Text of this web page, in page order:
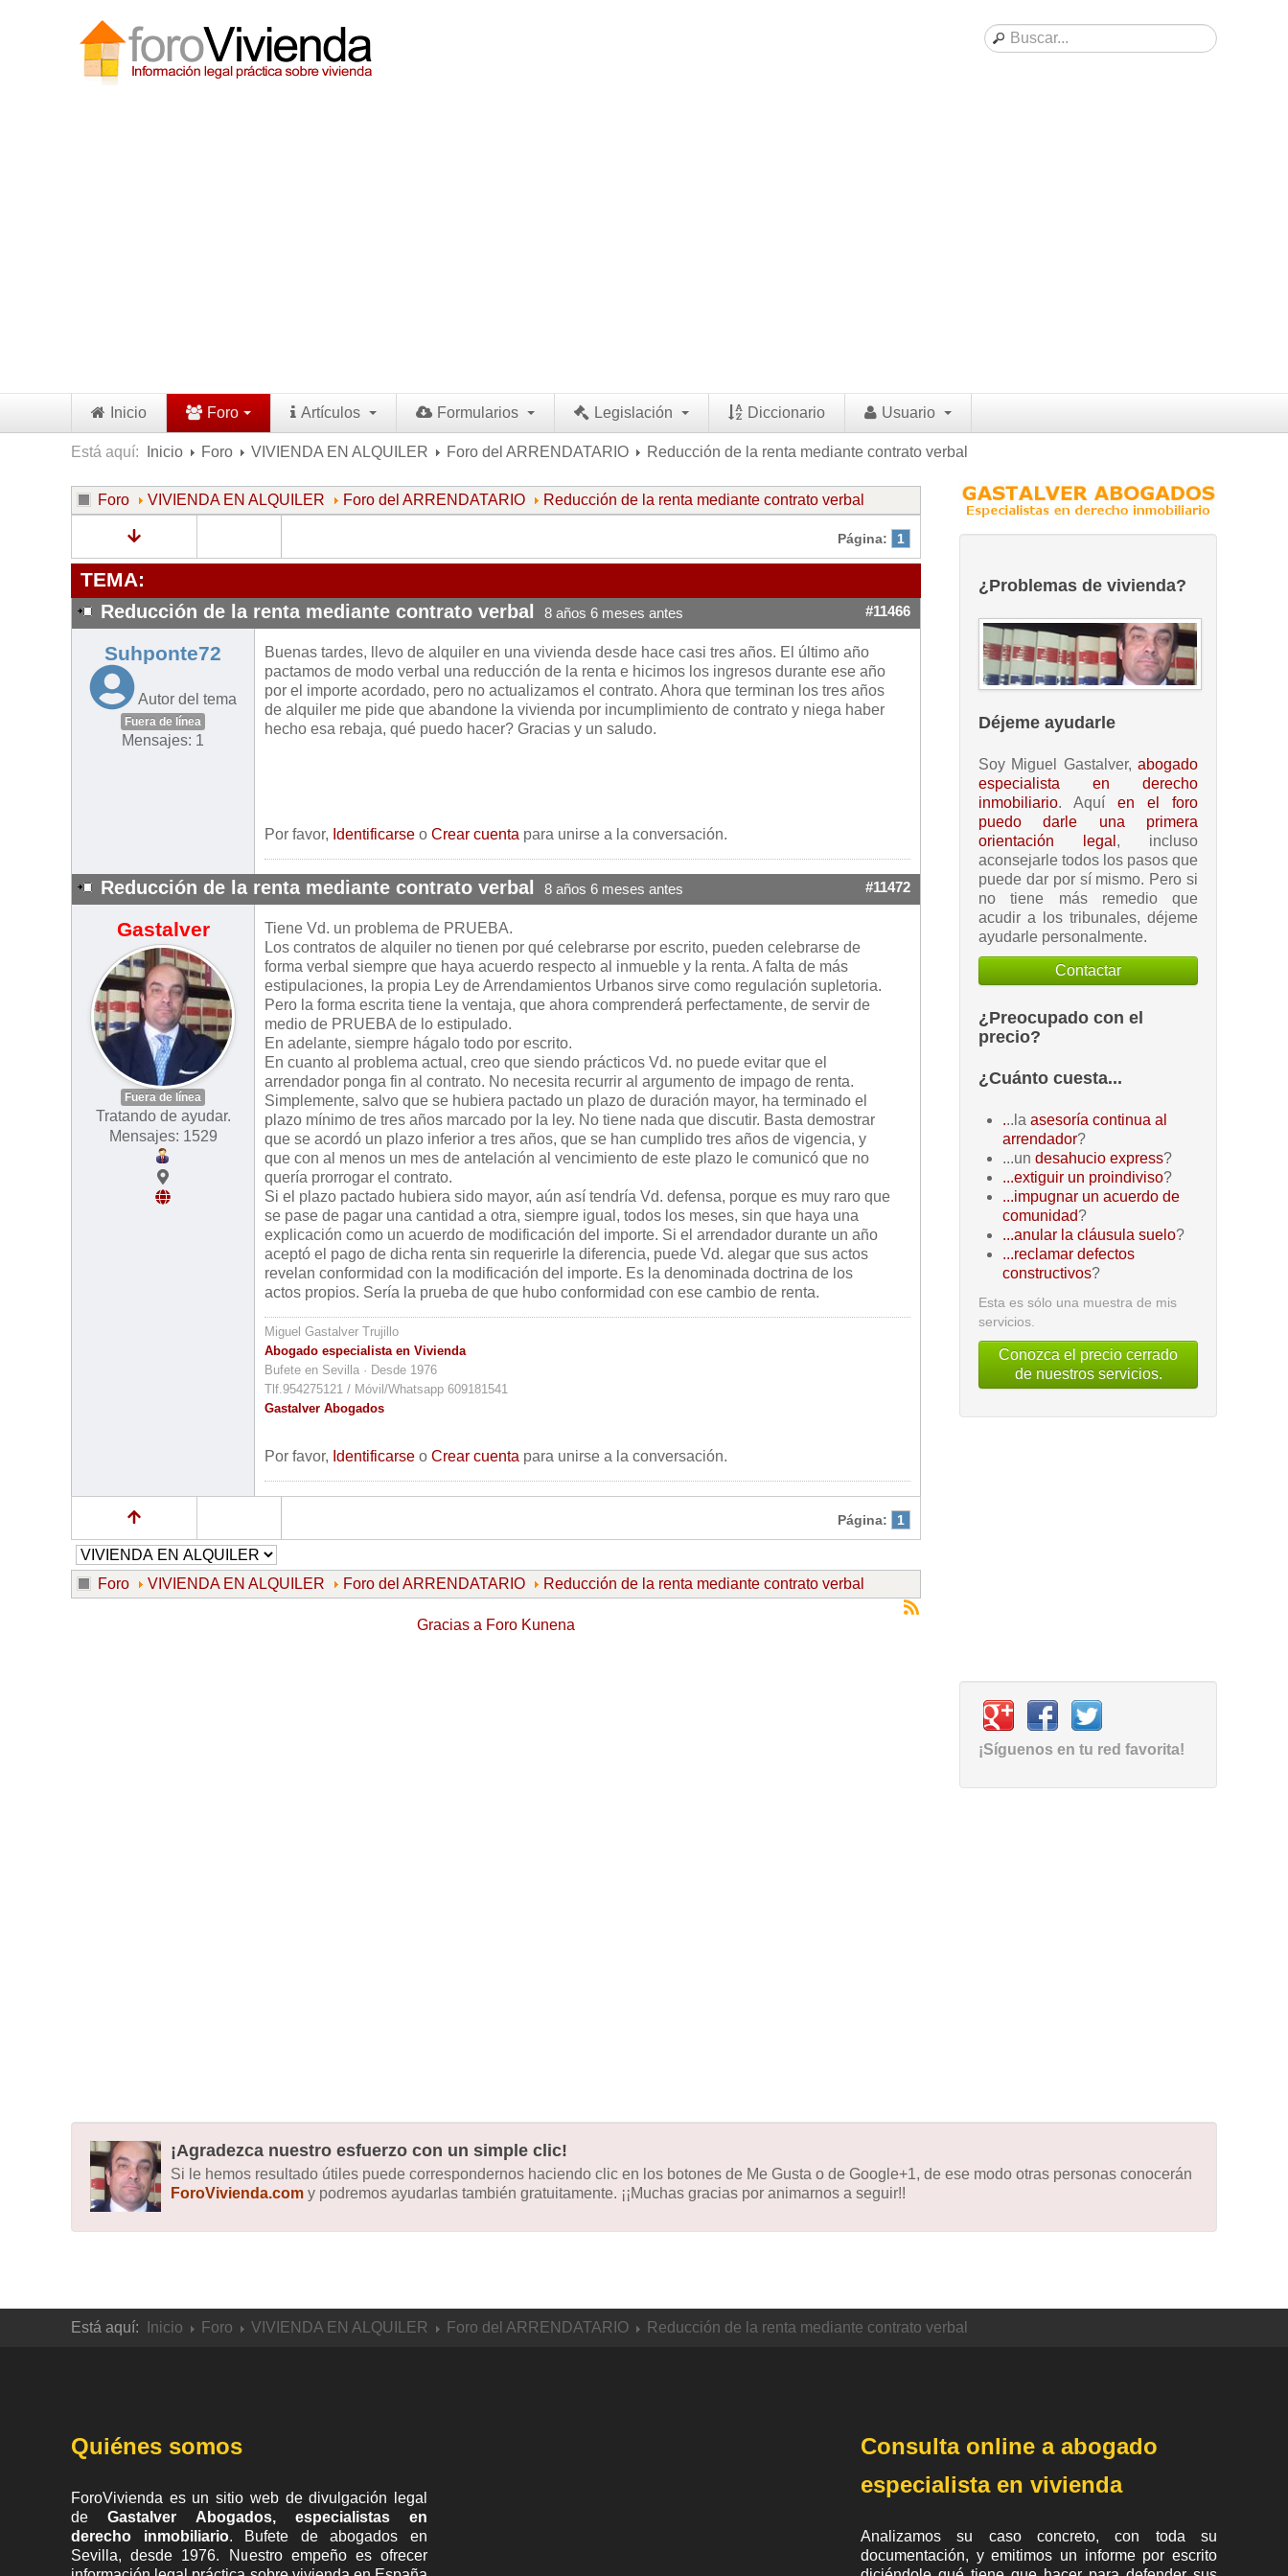
Inicio Foro Artículos Formularios Legislación Diccionario Usuario
Está aquí: Inicio Foro VIVIENDA EN ALQUILER Foro del ARRENDATARIO Reducción de la renta mediante contrato verbal
Foro VIVIENDA EN ALQUILER Foro del ARRENDATARIO Reducción de la renta mediante contrato verbal
Página: 1
TEMA:
Reducción de la renta mediante contrato verbal 8 años 6 meses antes #11466
Suhponte72
Autor del tema
Fuera de línea
Mensajes: 1
Buenas tardes, llevo de alquiler en una vivienda desde hace casi tres años. El último año
pactamos de modo verbal una reducción de la renta e hicimos los ingresos durante ese año
por el importe acordado, pero no actualizamos el contrato. Ahora que terminan los tres años
de alquiler me pide que abandone la vivienda por incumplimiento de contrato y niega haber
hecho esa rebaja, qué puedo hacer? Gracias y un saludo.
Por favor, Identificarse o Crear cuenta para unirse a la conversación.
Reducción de la renta mediante contrato verbal 8 años 6 meses antes #11472
Gastalver
Fuera de línea
Tratando de ayudar.
Mensajes: 1529
Tiene Vd. un problema de PRUEBA.
Los contratos de alquiler no tienen por qué celebrarse por escrito, pueden celebrarse de
forma verbal siempre que haya acuerdo respecto al inmueble y la renta. A falta de más
estipulaciones, la propia Ley de Arrendamientos Urbanos sirve como regulación supletoria.
Pero la forma escrita tiene la ventaja, que ahora comprenderá perfectamente, de servir de
medio de PRUEBA de lo estipulado.
En adelante, siempre hágalo todo por escrito.
En cuanto al problema actual, creo que siendo prácticos Vd. no puede evitar que el
arrendador ponga fin al contrato. No necesita recurrir al argumento de impago de renta.
Simplemente, salvo que se hubiera pactado un plazo de duración mayor, ha terminado el
plazo mínimo de tres años marcado por la ley. No tiene nada que discutir. Basta demostrar
que se acordó un plazo inferior a tres años, que se han cumplido tres años de vigencia, y
que con al menos un mes de antelación al vencimiento de este plazo le comunicó que no
quería prorrogar el contrato.
Si el plazo pactado hubiera sido mayor, aún así tendría Vd. defensa, porque es muy raro que
se pase de pagar una cantidad a otra, siempre igual, todos los meses, sin que haya una
explicación como un acuerdo de modificación del importe. Si el arrendador durante un año
aceptó el pago de dicha renta sin requerirle la diferencia, puede Vd. alegar que sus actos
revelan conformidad con la modificación del importe. Es la denominada doctrina de los
actos propios. Sería la prueba de que hubo conformidad con ese cambio de renta.
Miguel Gastalver Trujillo
Abogado especialista en Vivienda
Bufete en Sevilla · Desde 1976
Tlf.954275121 / Móvil/Whatsapp 609181541
Gastalver Abogados
Por favor, Identificarse o Crear cuenta para unirse a la conversación.
Página: 1
Foro VIVIENDA EN ALQUILER Foro del ARRENDATARIO Reducción de la renta mediante contrato verbal
Gracias a Foro Kunena
¿Problemas de vivienda?
Déjeme ayudarle
Soy Miguel Gastalver, abogado
especialista en derecho
inmobiliario. Aquí en el foro
puedo darle una primera
orientación legal , incluso
aconsejarle todos los pasos que
puede dar por sí mismo. Pero si
no tiene más remedio que
acudir a los tribunales, déjeme
ayudarle personalmente.
Contactar
¿Preocupado con el
precio?
¿Cuánto cuesta...
...la asesoría continua al
arrendador?
...un desahucio express?
...extiguir un proindiviso?
...impugnar un acuerdo de
comunidad?
...anular la cláusula suelo?
...reclamar defectos
constructivos?
Esta es sólo una muestra de mis
servicios.
Conozca el precio cerrado
de nuestros servicios.
¡Síguenos en tu red favorita!
¡Agradezca nuestro esfuerzo con un simple clic!
Si le hemos resultado útiles puede correspondernos haciendo clic en los botones de Me Gusta o de Google+1, de ese modo otras personas conocerán
ForoVivienda.com y podremos ayudarlas también gratuitamente. ¡¡Muchas gracias por animarnos a seguir!!
Está aquí: Inicio Foro VIVIENDA EN ALQUILER Foro del ARRENDATARIO Reducción de la renta mediante contrato verbal
Quiénes somos
ForoVivienda es un sitio web de divulgación legal
deGastalver Abogados, especialistas en
derecho inmobiliario. Bufete deabogados en
Sevilla, desde 1976. Nuestro empeño es ofrecer
Consulta online a abogado
especialista en vivienda
Analizamos su caso concreto, con toda su
documentación, y emitimos un informe por escrito